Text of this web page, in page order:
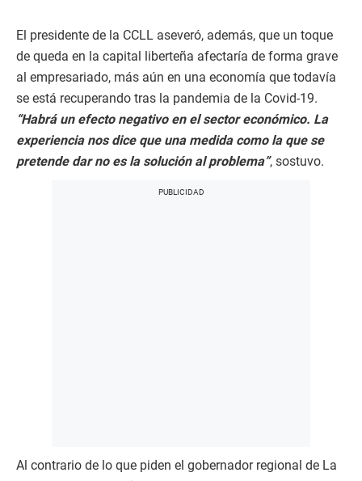
El presidente de la CCLL aseveró, además, que un toque
de queda en la capital liberteña afectaría de forma grave
al empresariado, más aún en una economía que todavía
se está recuperando tras la pandemia de la Covid-19.
“Habrá un efecto negativo en el sector económico. La
experiencia nos dice que una medida como la que se
pretende dar no es la solución al problema”, sostuvo.
Al contrario de lo que piden el gobernador regional de La